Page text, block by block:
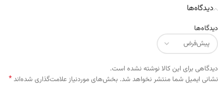
دیدگاه‌ها
دیدگاه‌ها
دیدگاهی برای این کالا نوشته نشده است.
نشانی ایمیل شما منتشر نخواهد شد. بخش‌های موردنیاز علامت‌گذاری شده‌اند* Alternative: